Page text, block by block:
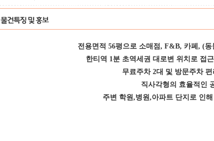
전용면적 56평으로 소매점, F&B, 카페, (
한티역 1분 초역세권 대로변 위치로 접
무료주차 2대 및 방문주차
직사각형의 효율적인
주변 학원,병원,아파트 단지로 인